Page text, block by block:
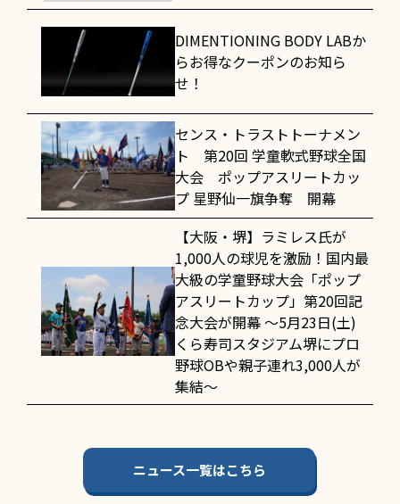
DIMENTIONING BODY LABか
らお得なクーポンのお知ら
せ！
センス・トラストトーナメン
ト 第20回 学童軟式野球全国
大会 ポップアスリートカッ
プ 星野仙一旗争奪 開幕
【大阪・堺】ラミレス氏が
1,000人の球児を激励！国内最
大級の学童野球大会「ポップ
アスリートカップ」第20回記
念大会が開幕 〜5月23日(土)
くら寿司スタジアム堺にプロ
野球OBや親子連れ3,000人が
集結〜
ニュース一覧はこちら